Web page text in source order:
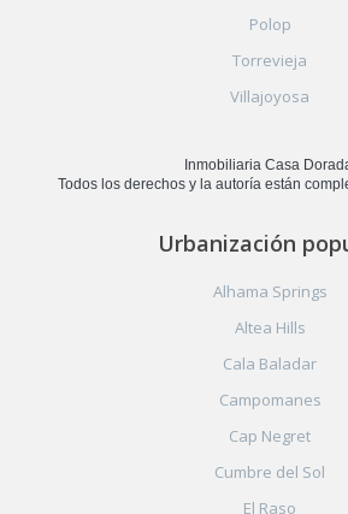
Polop
Torrevieja
Villajoyosa
Inmobiliaria Casa
Todos los derechos y la autoría están
Urbanización
Alhama Springs
Altea Hills
Cala Baladar
Campomanes
Cap Negret
Cumbre del Sol
El Raso